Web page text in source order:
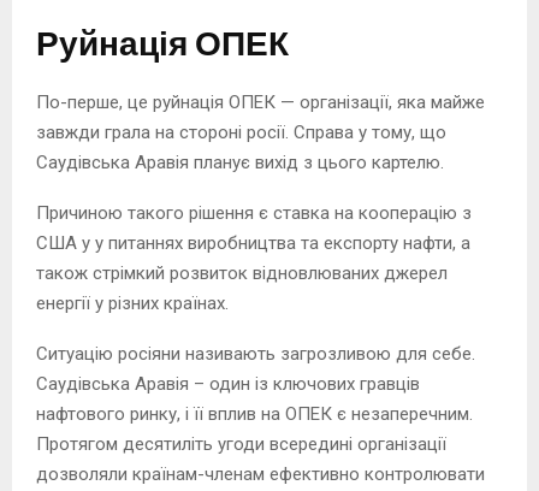
Руйнація ОПЕК
По-перше, це руйнація ОПЕК — організації, яка майже
завжди грала на стороні росії. Справа у тому, що
Саудівська Аравія планує вихід з цього картелю.
Причиною такого рішення є ставка на кооперацію з
США у у питаннях виробництва та експорту нафти, а
також стрімкий розвиток відновлюваних джерел
енергії у різних країнах.
Ситуацію росіяни називають загрозливою для себе.
Саудівська Аравія – один із ключових гравців
нафтового ринку, і її вплив на ОПЕК є незаперечним.
Протягом десятиліть угоди всередині організації
дозволяли країнам-членам ефективно контролювати